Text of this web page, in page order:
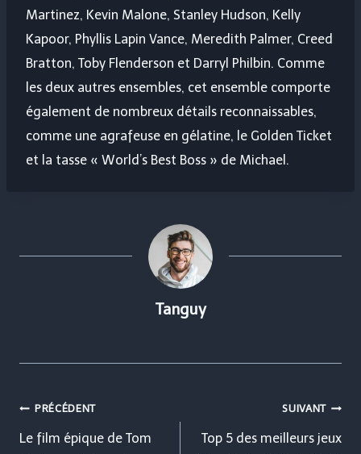
Martinez, Kevin Malone, Stanley Hudson, Kelly
Kapoor, Phyllis Lapin Vance, Meredith Palmer, Creed
Bratton, Toby Flenderson et Darryl Philbin. Comme
les deux autres ensembles, cet ensemble comporte
également de nombreux détails reconnaissables,
comme une agrafeuse en gélatine, le Golden Ticket
et la tasse « World’s Best Boss » de Michael.
Tanguy
Navigation
de
PRÉCÉDENT
Le film épique de Tom
SUIVANT
Top 5 des meilleurs jeux